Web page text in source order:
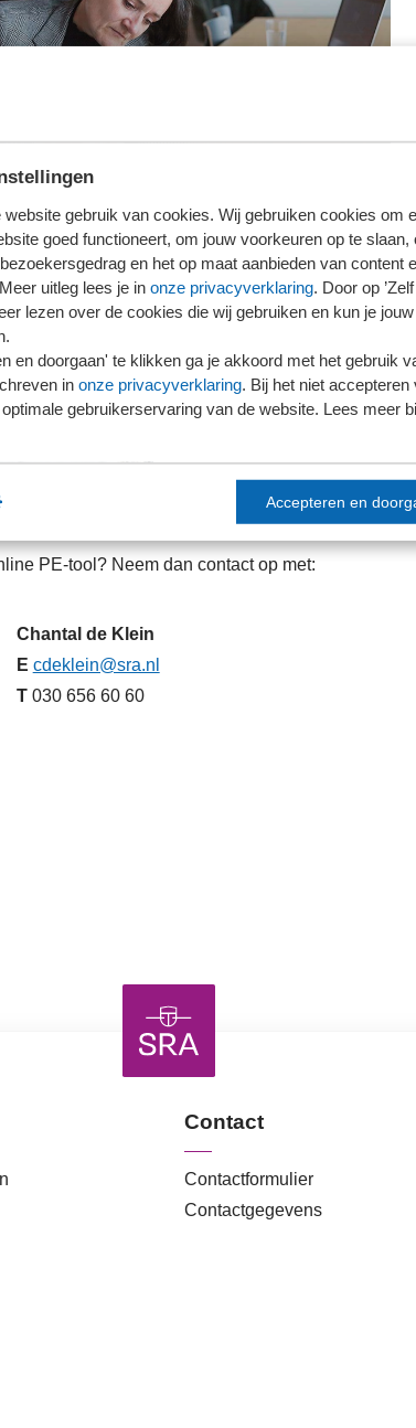
gebruik van cookies. Wij gebruiken cookies om
goed functioneert, om jouw voorkeuren op te slaan,
en het op maat aanbieden van content
uitleg lees je in onze privacyverklaring. Door op ’Zelf
lezen over de cookies die wij gebruiken en kun je jouw
en doorgaan' te klikken ga je akkoord met het gebruik
in onze privacyverklaring. Bij het niet accepteren
gebruikerservaring van de website. Lees meer
Accepteren en
SRA-
De doelstelling van de
bieden op in beginsel
onderscheiden
op het niveau van
PE-tool? Neem dan contact op met:
Chantal de Klein
E cdeklein@sra.nl
T 030 656 60 60
Contact
Contactformulier
Contactgegevens